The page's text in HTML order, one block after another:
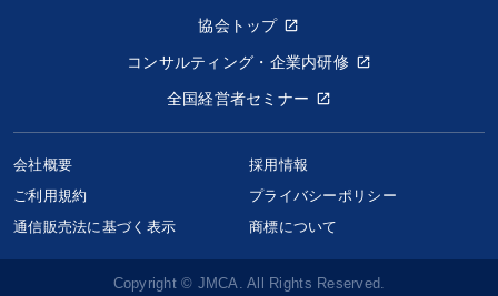
協会トップ
コンサルティング・企業内研修
全国経営者セミナー
会社概要
採用情報
ご利用規約
プライバシーポリシー
通信販売法に基づく表示
商標について
Copyright © JMCA. All Rights Reserved.